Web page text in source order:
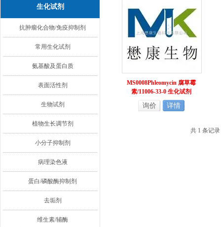
生化试剂
抗肿瘤化合物/免疫抑制剂
常用生化试剂
氨基酸及蛋白质
表面活性剂
生物试剂
植物生长调节剂
小分子抑制剂
病理染色液
蛋白/磷酸酶抑制剂
去垢剂
维生素/辅酶
MS0008Phleomycin 腐草霉
素/11006-33-0 生化试剂
询价 详情
共 1 条记